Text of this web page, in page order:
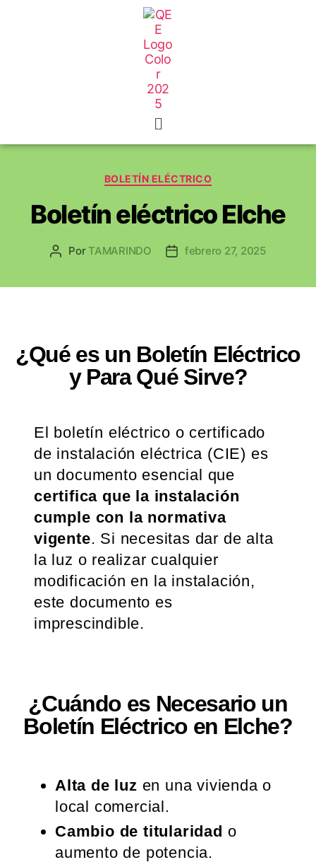
BOLETÍN ELÉCTRICO
Boletín eléctrico Elche
PorTAMARINDO febrero 27, 2025
¿Qué es un Boletín Eléctrico
y Para Qué Sirve?
El boletín eléctrico o certificado
de instalación eléctrica (CIE) es
un documento esencial que
certifica que la instalación
cumple con la normativa
vigente. Si necesitas dar de alta
la luz o realizar cualquier
modificación en la instalación,
este documento es
imprescindible.
¿Cuándo es Necesario un
Boletín Eléctrico en Elche?
Alta de luz en una vivienda o
local comercial.
Cambio de titularidad o
aumento de potencia.